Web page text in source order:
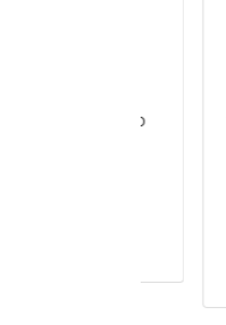
acostumbrado